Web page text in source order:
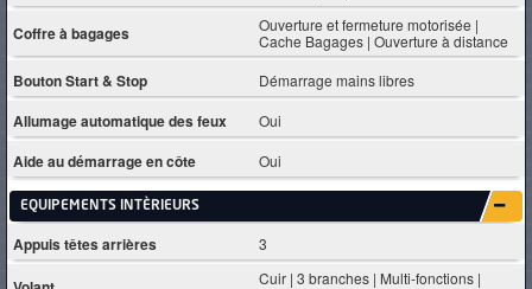
Coffre à bagages
Ouverture et fermeture motorisée |
Cache Bagages | Ouverture à distance
Bouton Start & Stop Démarrage mains libres
Allumage automatique des feux Oui
Aide au démarrage en côte Oui
EQUIPEMENTS INTÈRIEURS
Appuis têtes arrières 3
Cuir | 3 branches | Multi-fonctions |